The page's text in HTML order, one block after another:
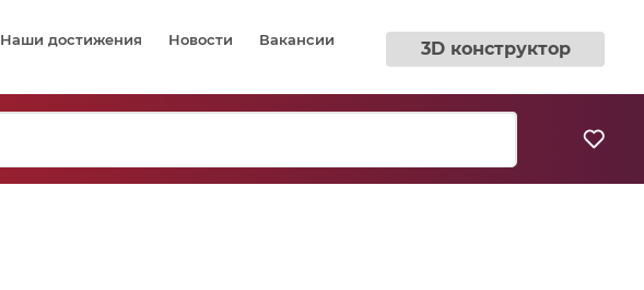
Наши достижения Новости
Вакансии
3D конструктор